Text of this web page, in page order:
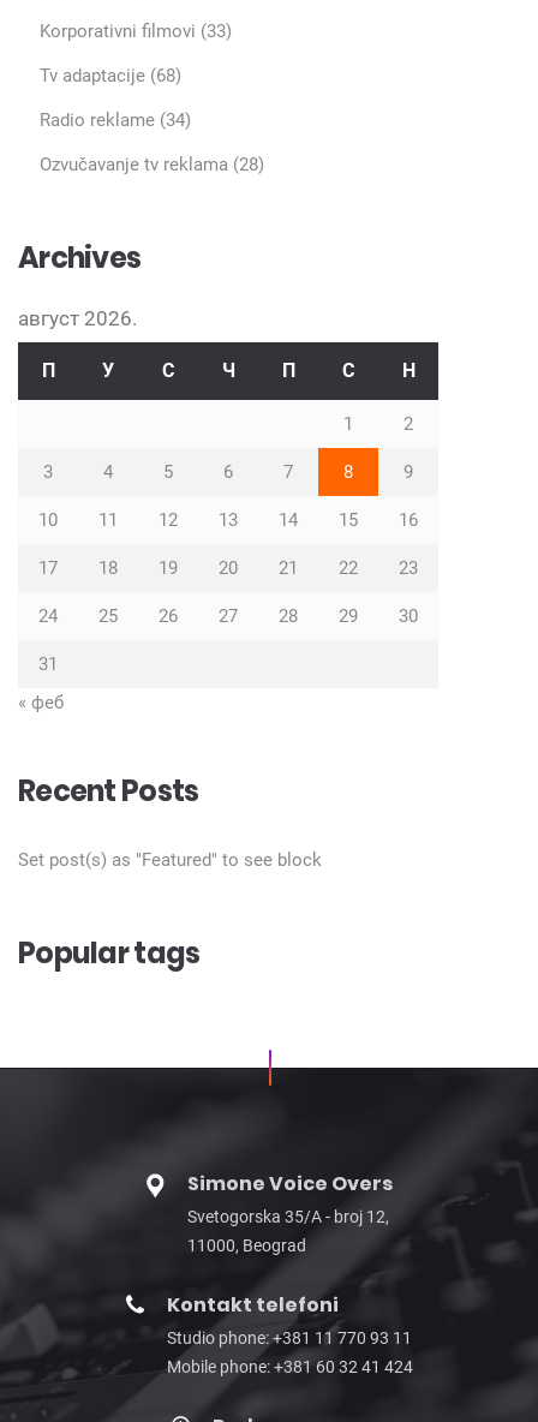
Korporativni filmovi (33)
Tv adaptacije (68)
Radio reklame (34)
Ozvučavanje tv reklama (28)
Archives
август 2026.
П У С Ч П С Н
1 2
3 4 5 6 7 8 9
10 11 12 13 14 15 16
17 18 19 20 21 22 23
24 25 26 27 28 29 30
31
« феб
Recent Posts
Set post(s) as "Featured" to see block
Popular tags
Simone Voice Overs
Svetogorska 35/A - broj 12,
11000, Beograd
Kontakt telefoni
Studio phone: +381 11 770 93 11
Mobile phone: +381 60 32 41 424